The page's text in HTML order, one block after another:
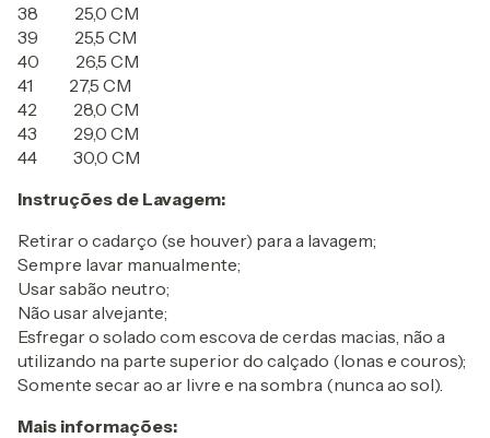
38 25,0 CM
39 25,5 CM
40 26,5 CM
41 27,5 CM
42 28,0 CM
43 29,0 CM
44 30,0 CM
Instruções de Lavagem:
Retirar o cadarço (se houver) para a lavagem;
Sempre lavar manualmente;
Usar sabão neutro;
Não usar alvejante;
Esfregar o solado com escova de cerdas macias, não a
utilizando na parte superior do calçado (lonas e couros);
Somente secar ao ar livre e na sombra (nunca ao sol).
Mais informações: